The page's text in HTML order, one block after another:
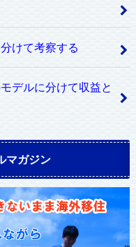
けて考察する
デルに分けて収益と
マガジン